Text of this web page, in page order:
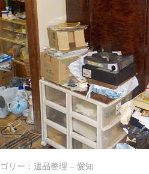
リー：遺品整理 – 愛知